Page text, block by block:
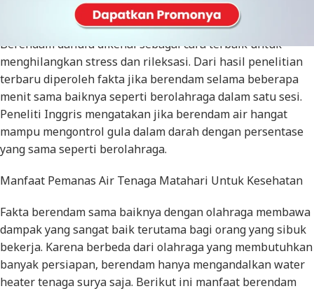
berolahraga. Melihat fakta ilmiah tersebut, kini banyak
orang yang memilih untuk berendam daripada olahraga.
Berendam dahulu dikenal sebagai cara terbaik untuk
menghilangkan stress dan rileksasi. Dari hasil penelitian
terbaru diperoleh fakta jika berendam selama beberapa
menit sama baiknya seperti berolahraga dalam satu sesi.
Peneliti Inggris mengatakan jika berendam air hangat
mampu mengontrol gula dalam darah dengan persentase
yang sama seperti berolahraga.
Manfaat Pemanas Air Tenaga Matahari Untuk Kesehatan
Fakta berendam sama baiknya dengan olahraga membawa
dampak yang sangat baik terutama bagi orang yang sibuk
bekerja. Karena berbeda dari olahraga yang membutuhkan
banyak persiapan, berendam hanya mengandalkan water
heater tenaga surya saja. Berikut ini manfaat berendam